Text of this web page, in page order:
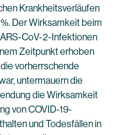
Krankheitsverläufen
Der Wirksamkeit beim
CoV-2-Infektionen
Zeitpunkt erhoben
die vorherrschende
untermauern die
die Wirksamkeit
von COVID-19-
und Todesfällen in